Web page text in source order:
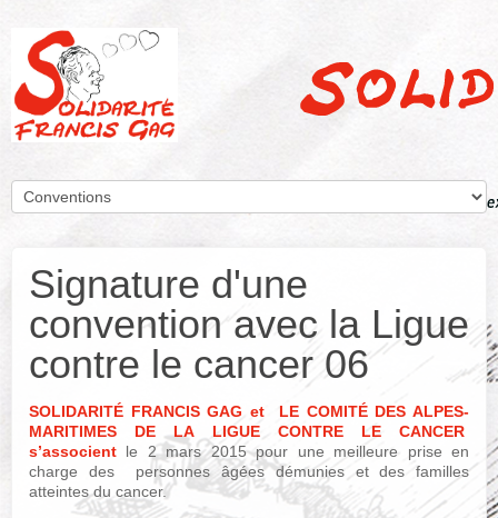
Signature d'une
convention avec la Ligue
contre le cancer 06
SOLIDARITÉ FRANCIS GAG et LE COMITÉ DES ALPES-
MARITIMES DE LA LIGUE CONTRE LE CANCER
s’associent le 2 mars 2015 pour une meilleure prise en
charge des personnes âgées démunies et des familles
atteintes du cancer.